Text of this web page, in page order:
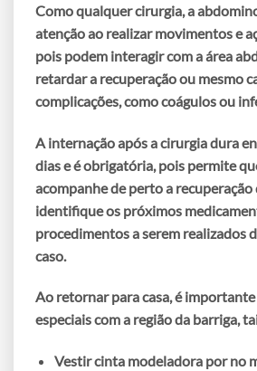
Como qualquer cirurgia, a
atenção ao realizar movimentos e
pois podem interagircom a área
retardar a recuperaçãoou mesmo
complicações, como coágulos ou
A internaçãoapós a cirurgiadura
diase é obrigatória, pois permite
acompanhe de perto a recuperação
identifique os próximos
procedimentos a serem realizados
caso.
Ao retornar para casa, é
especiais com a região da barriga,
Vestircinta modeladora por no